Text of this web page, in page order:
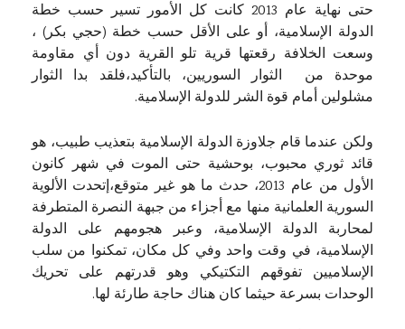
حتى نهاية عام 2013 كانت كل الأمور تسير حسب خطة
الدولة الإسلامية، أو على الأقل حسب خطة (حجي بكر) ،
وسعت الخلافة رقعتها قرية تلو القرية دون أي مقاومة
موحدة من الثوار السوريين، بالتأكيد،فلقد بدا الثوار
مشلولين أمام قوة الشر للدولة الإسلامية.
ولكن عندما قام جلاوزة الدولة الإسلامية بتعذيب طبيب، هو
قائد ثوري محبوب، بوحشية حتى الموت في شهر كانون
الأول من عام 2013، حدث ما هو غير متوقع،إتحدت الألوية
السورية العلمانية منها مع أجزاء من جبهة النصرة المتطرفة
لمحاربة الدولة الإسلامية، وعبر هجومهم على الدولة
الإسلامية، في وقت واحد وفي كل مكان، تمكنوا من سلب
الإسلاميين تفوقهم التكتيكي وهو قدرتهم على تحريك
الوحدات بسرعة حيثما كان هناك حاجة طارئة لها.